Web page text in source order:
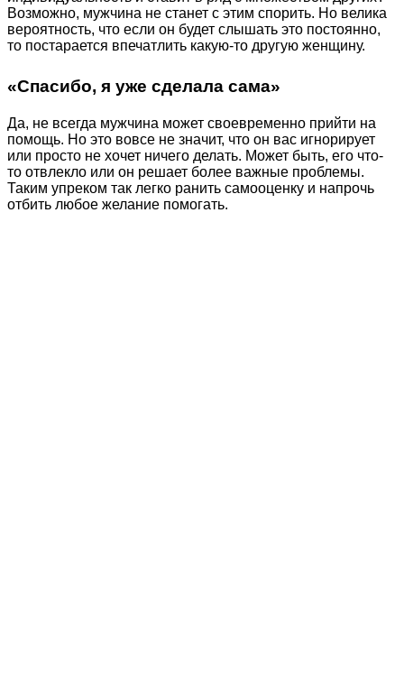
Возможно, мужчина не станет с этим спорить. Но велика
вероятность, что если он будет слышать это постоянно,
то постарается впечатлить какую-то другую женщину.
«Спасибо, я уже сделала сама»
Да, не всегда мужчина может своевременно прийти на
помощь. Но это вовсе не значит, что он вас игнорирует
или просто не хочет ничего делать. Может быть, его что-
то отвлекло или он решает более важные проблемы.
Таким упреком так легко ранить самооценку и напрочь
отбить любое желание помогать.